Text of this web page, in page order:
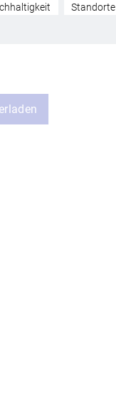
Standorte